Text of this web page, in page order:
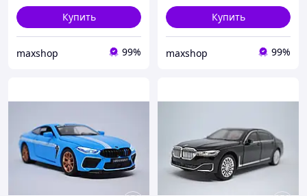
Купить
maxshop 99%
Купить
maxshop 99%